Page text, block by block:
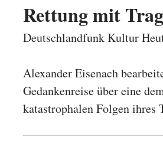
Rettung mit
Deutschlandfunk Kultur
Alexander Eisenach
Gedankenreise über eine
katastrophalen Folgen ihres